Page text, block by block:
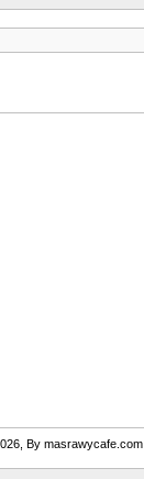
By masrawycafe.com